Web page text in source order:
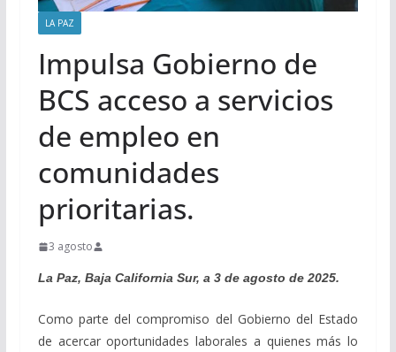
LA PAZ
Impulsa Gobierno de
BCS acceso a servicios
de empleo en
comunidades
prioritarias.
3 agosto
La Paz, Baja California Sur, a 3 de agosto de 2025.
Como parte del compromiso del Gobierno del Estado
de acercar oportunidades laborales a quienes más lo